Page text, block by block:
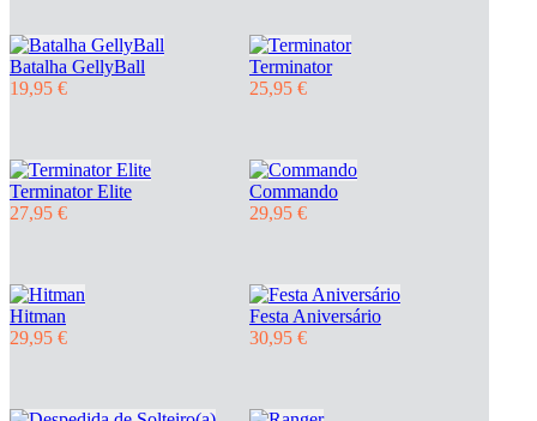
Batalha GellyBall
19,95 €
Terminator
25,95 €
Terminator Elite
27,95 €
Commando
29,95 €
Hitman
29,95 €
Festa Aniversário
30,95 €